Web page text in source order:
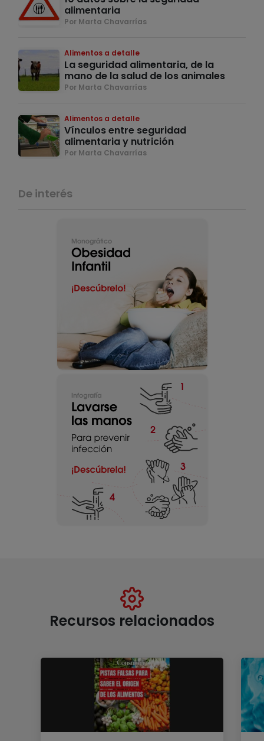
alimentaria
Por Marta Chavarrías
Alimentos a detalle
La seguridad alimentaria, de la
mano de la salud de los animales
Por Marta Chavarrías
Alimentos a detalle
Vínculos entre seguridad
alimentaria y nutrición
Por Marta Chavarrías
De interés
Recursos relacionados